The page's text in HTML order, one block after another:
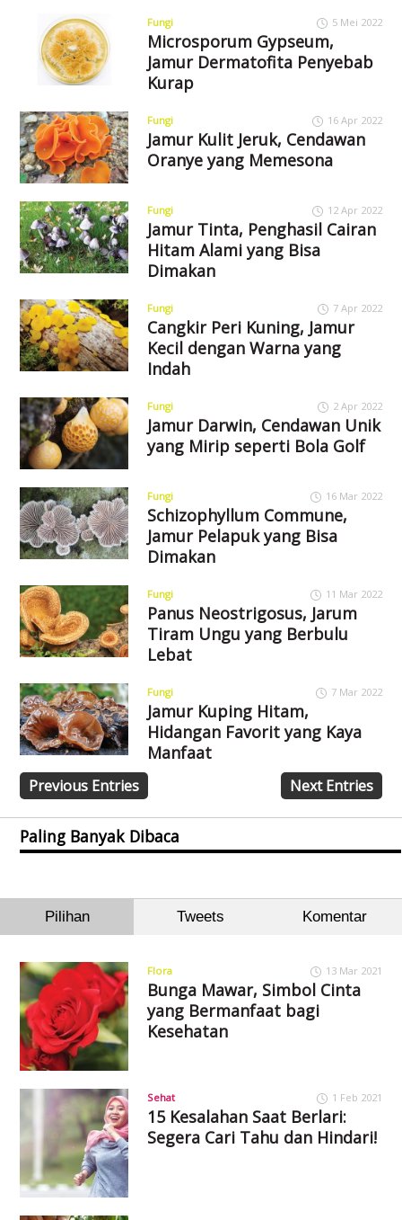
Fungi 5 Mei 2022
Microsporum Gypseum,
Jamur Dermatofita Penyebab
Kurap
Fungi 16 Apr 2022
Jamur Kulit Jeruk, Cendawan
Oranye yang Memesona
Fungi 12 Apr 2022
Jamur Tinta, Penghasil Cairan
Hitam Alami yang Bisa
Dimakan
Fungi 7 Apr 2022
Cangkir Peri Kuning, Jamur
Kecil dengan Warna yang
Indah
Fungi 2 Apr 2022
Jamur Darwin, Cendawan Unik
yang Mirip seperti Bola Golf
Fungi 16 Mar 2022
Schizophyllum Commune,
Jamur Pelapuk yang Bisa
Dimakan
Fungi 11 Mar 2022
Panus Neostrigosus, Jarum
Tiram Ungu yang Berbulu
Lebat
Fungi 7 Mar 2022
Jamur Kuping Hitam,
Hidangan Favorit yang Kaya
Manfaat
Previous Entries Next Entries
Paling Banyak Dibaca
Pilihan Tweets Komentar
Flora 13 Mar 2021
Bunga Mawar, Simbol Cinta
yang Bermanfaat bagi
Kesehatan
Sehat 1 Feb 2021
15 Kesalahan Saat Berlari:
Segera Cari Tahu dan Hindari!